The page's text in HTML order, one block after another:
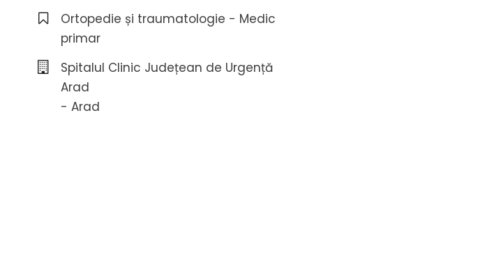
Ortopedie și traumatologie - Medic
primar
Spitalul Clinic Județean de Urgență
Arad
- Arad